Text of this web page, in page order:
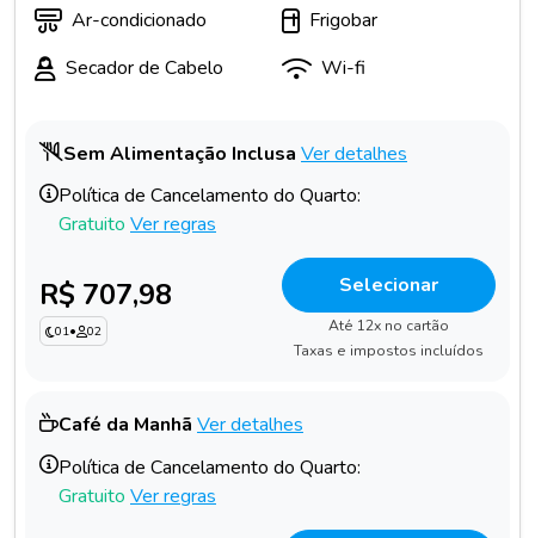
Ar-condicionado
Frigobar
Secador de Cabelo
Wi-fi
Sem Alimentação Inclusa Ver detalhes
Política de Cancelamento do Quarto:
Gratuito Ver regras
R$ 707,98
01• 02
Selecionar
Até 12x no cartão
Taxas e impostos incluídos
Café da Manhã Ver detalhes
Política de Cancelamento do Quarto:
Gratuito Ver regras